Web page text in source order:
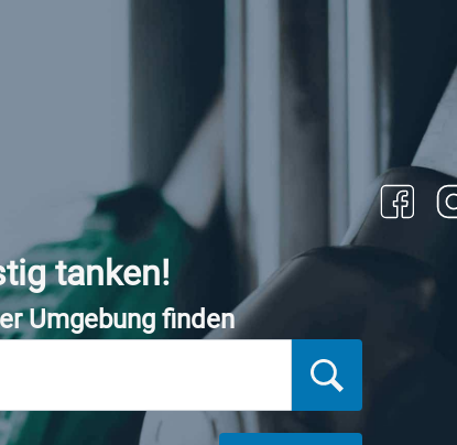
tanken!
Umgebung finden